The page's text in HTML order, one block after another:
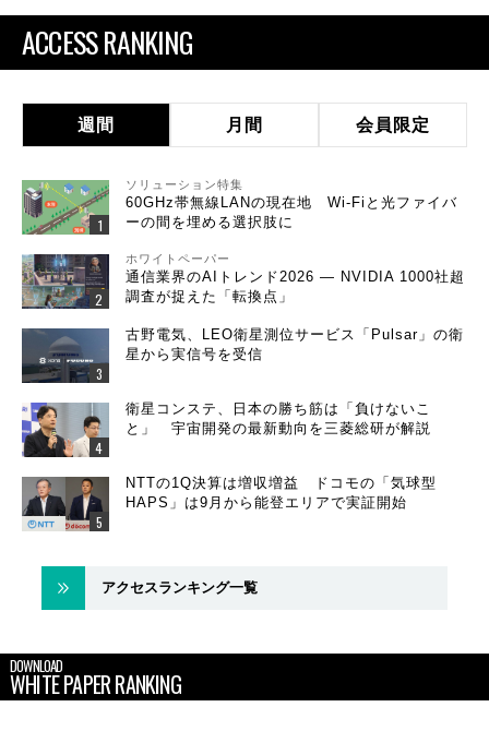
ACCESS RANKING
週間 月間 会員限定
ソリューション特集
60GHz帯無線LANの現在地 Wi-Fiと光ファイバ
ーの間を埋める選択肢に
ホワイトペーパー
通信業界のAIトレンド2026 ― NVIDIA 1000社超
調査が捉えた「転換点」
古野電気、LEO衛星測位サービス「Pulsar」の衛
星から実信号を受信
衛星コンステ、日本の勝ち筋は「負けないこ
と」 宇宙開発の最新動向を三菱総研が解説
NTTの1Q決算は増収増益 ドコモの「気球型
HAPS」は9月から能登エリアで実証開始
アクセスランキング一覧
DOWNLOAD
WHITE PAPER RANKING